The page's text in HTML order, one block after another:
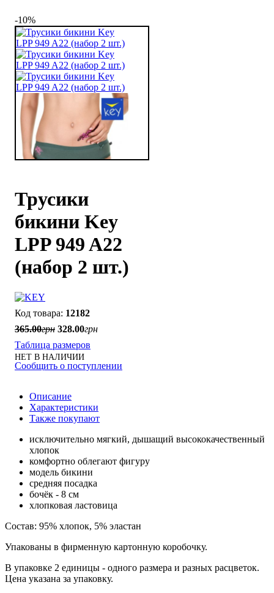
-10%
Трусики
бикини Key
LPP 949 A22
(набор 2 шт.)
12182
365.00грн 328.00грн
Таблица размеров
НЕТ В НАЛИЧИИ
Сообщить о поступлении
Описание
Характеристики
Также покупают
исключительно мягкий, дышащий высококачественный
хлопок
комфортно облегают фигуру
модель бикини
средняя посадка
бочёк - 8 см
хлопковая ластовица
Состав: 95% хлопок, 5% эластан
Упакованы в фирменную картонную коробочку.
В упаковке 2 единицы - одного размера и разных расцветок.
Цена указана за упаковку.